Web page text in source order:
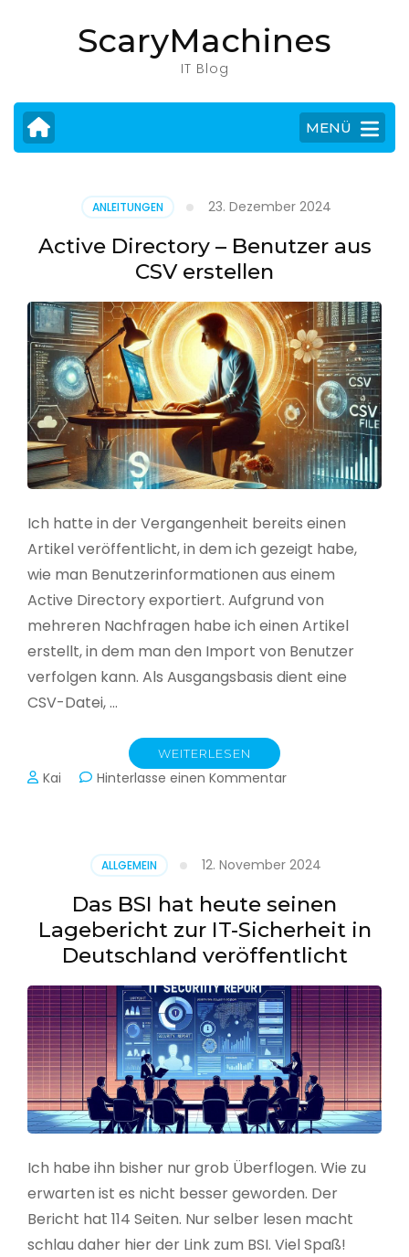
drücken)
ScaryMachines
IT Blog
MENÜ
ANLEITUNGEN 23. Dezember 2024
Active Directory – Benutzer aus
CSV erstellen
Ich hatte in der Vergangenheit bereits einen
Artikel veröffentlicht, in dem ich gezeigt habe,
wie man Benutzerinformationen aus einem
Active Directory exportiert. Aufgrund von
mehreren Nachfragen habe ich einen Artikel
erstellt, in dem man den Import von Benutzer
verfolgen kann. Als Ausgangsbasis dient eine
CSV-Datei, …
WEITERLESEN
Kai Hinterlasse einen Kommentarzu
aus
CSV
erstellen
ALLGEMEIN 12. November 2024
Das BSI hat heute seinen
Lagebericht zur IT-Sicherheit in
Deutschland veröffentlicht
Ich habe ihn bisher nur grob Überflogen. Wie zu
erwarten ist es nicht besser geworden. Der
Bericht hat 114 Seiten. Nur selber lesen macht
schlau daher hier der Link zum BSI. Viel Spaß!